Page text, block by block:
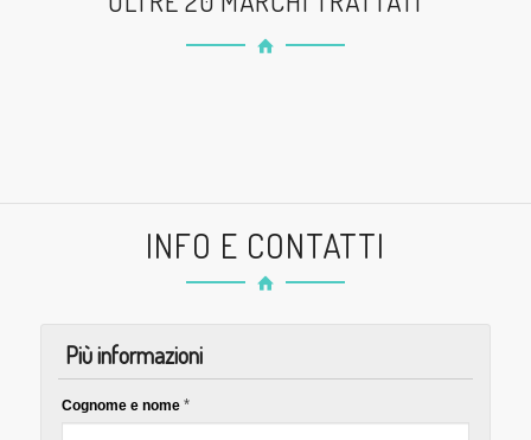
INFO E CONTATTI
Più informazioni
Cognome e nome*